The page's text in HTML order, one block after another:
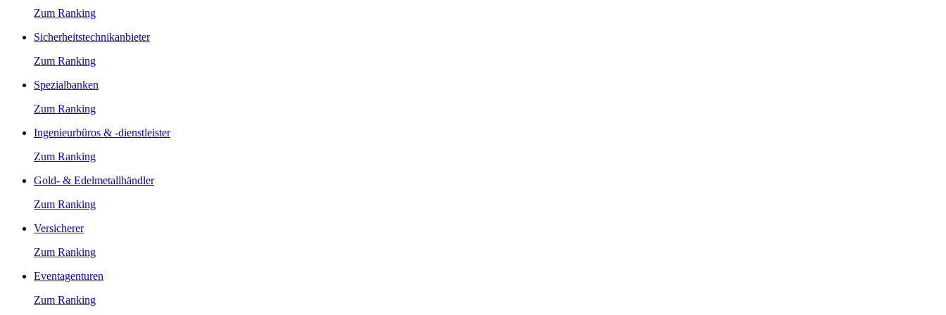
Zum Ranking
Sicherheitstechnikanbieter
Zum Ranking
Spezialbanken
Zum Ranking
Ingenieurbüros & -dienstleister
Zum Ranking
Gold- & Edelmetallhändler
Zum Ranking
Versicherer
Zum Ranking
Eventagenturen
Zum Ranking